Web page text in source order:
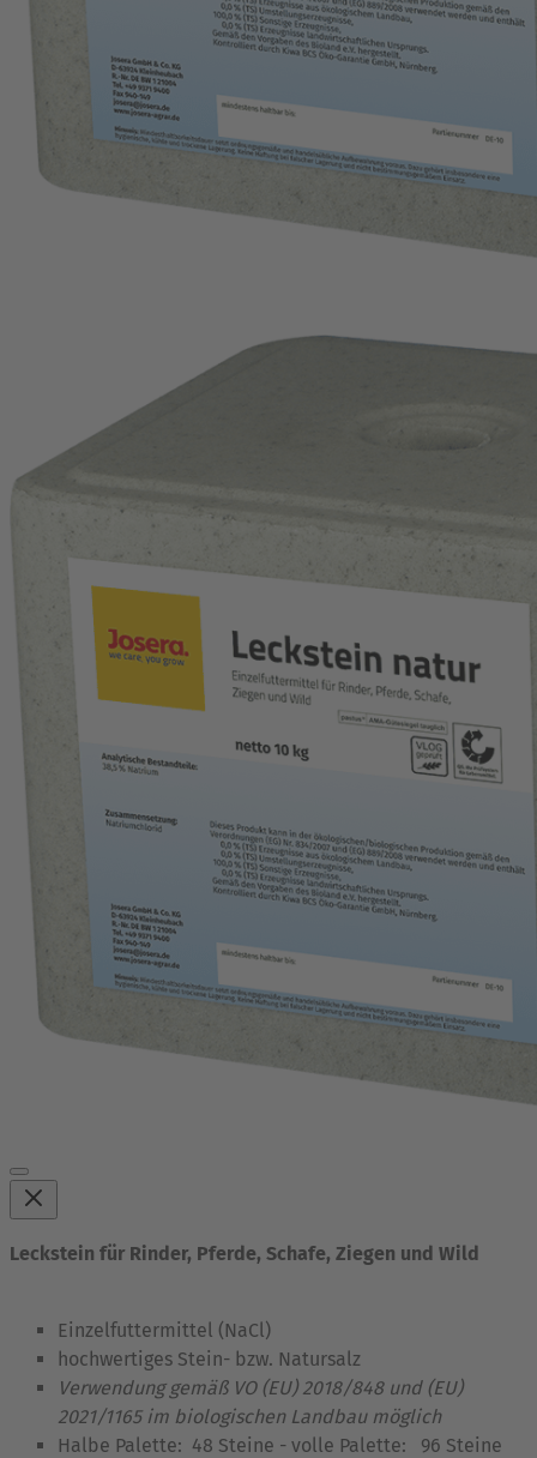
Leckstein für Rinder, Pferde, Schafe, Ziegen und Wild
Einzelfuttermittel (NaCl)
hochwertiges Stein- bzw. Natursalz
Verwendung gemäß VO (EU) 2018/848 und (EU)
2021/1165 im biologischen Landbau möglich
Halbe Palette: 48 Steine - volle Palette: 96 Steine